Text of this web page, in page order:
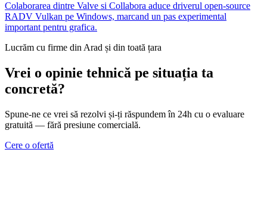
Colaborarea dintre Valve si Collabora aduce driverul open-source
RADV Vulkan pe Windows, marcand un pas experimental
important pentru grafica.
Lucrăm cu firme din Arad și din toată țara
Vrei o opinie tehnică pe situația ta
concretă?
Spune-ne ce vrei să rezolvi și-ți răspundem în 24h cu o evaluare
gratuită — fără presiune comercială.
Cere o ofertă